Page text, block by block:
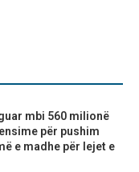
mbi 560 milionë
për pushim
e madhe për lejet e